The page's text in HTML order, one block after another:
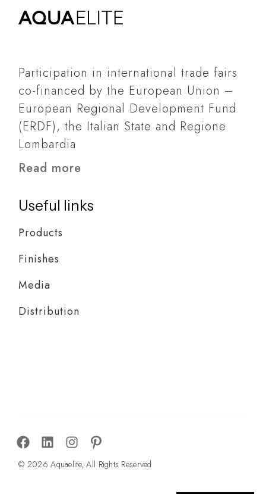
Participation in international trade fairs
co-financed by the European Union –
European Regional Development Fund
(ERDF), the Italian State and Regione
Lombardia
Read more
Useful links
Products
Finishes
Media
Distribution
© 2026 Aquaelite, All Rights Reserved